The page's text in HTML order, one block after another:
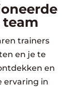
trainers
en je te
en
ervaring in